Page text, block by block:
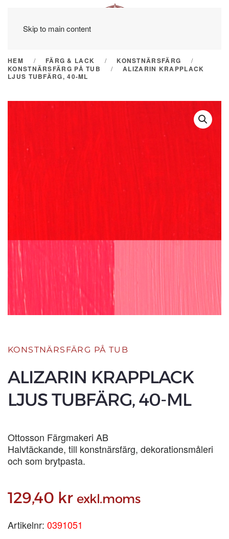
Skip to main content
HEM FÄRG & LACK
KONSTNÄRSFÄRG
KONSTNÄRSFÄRG PÅ TUB
ALIZARIN KRAPPLACK
LJUS TUBFÄRG, 40-ML
KONSTNÄRSFÄRG PÅ TUB
ALIZARIN KRAPPLACK
LJUS TUBFÄRG, 40-ML
Ottosson Färgmakeri AB
Halvtäckande, till konstnärsfärg, dekorationsmåleri
och som brytpasta.
129,40 kr exkl.moms
Artikelnr: 0391051